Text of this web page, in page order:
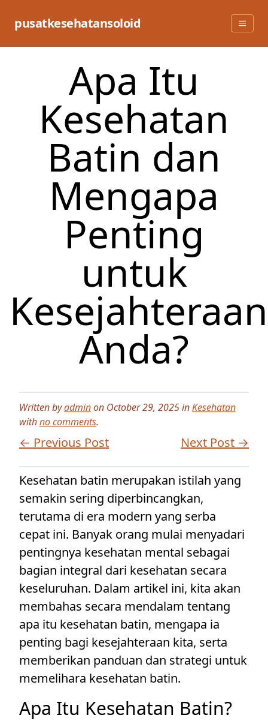
pusatkesehatansoloid
Apa Itu
Kesehatan
Batin dan
Mengapa
Penting
untuk
Kesejahteraan
Anda?
Written byadminon October 29, 2025 inKesehatan
withno comments.
← Previous Post Next Post →
Kesehatan batin merupakan istilah yang
semakin sering diperbincangkan,
terutama di era modern yang serba
cepat ini. Banyak orang mulai menyadari
pentingnya kesehatan mental sebagai
bagian integral dari kesehatan secara
keseluruhan. Dalam artikel ini, kita akan
membahas secara mendalam tentang
apa itu kesehatan batin, mengapa ia
penting bagi kesejahteraan kita, serta
memberikan panduan dan strategi untuk
memelihara kesehatan batin.
Apa Itu Kesehatan Batin?